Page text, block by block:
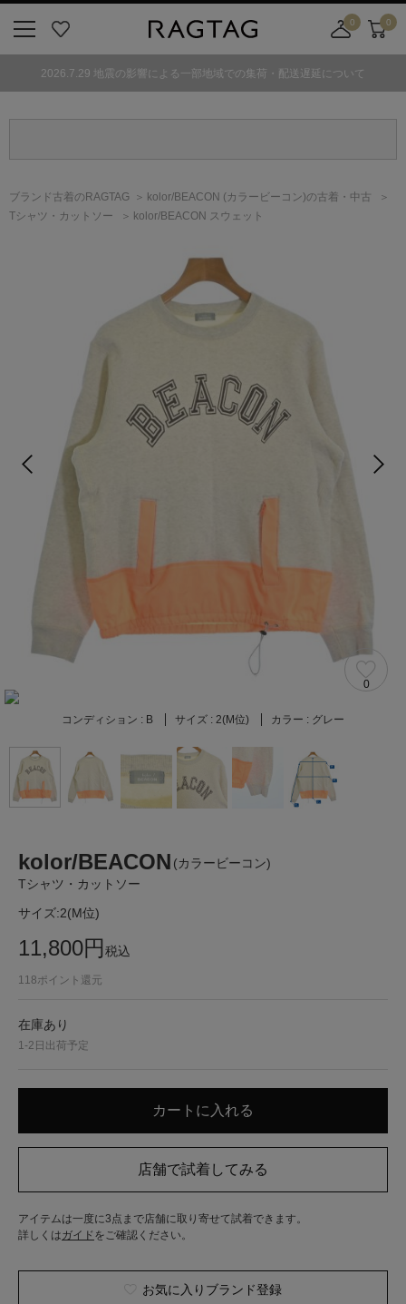
気
0
舗
カ
ト
0
2026.7.29 地震の影響による一部地域での集荷・配送遅延について
ブランド古着のRAGTAG kolor/BEACON (カラービーコン)の古着・中古
Tシャツ・カットソー
kolor/BEACON スウェット
0
コンディション : B サイズ : 2(M位) カラー : グレー
kolor/BEACON (カラービーコン)
Tシャツ・カットソー
サイズ:2(M位)
11,800円税込
118ポイント還元
在庫あり
1-2日出荷予定
アイテムは一度に3点まで店舗に取り寄せて試着できます。
詳しくはガイド をご確認ください。
お気に入りブランド登録